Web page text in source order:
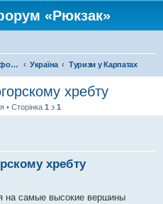
«Рюкзак»
Туристичний форум «Рюкзак» Україна Туризм у Карпатах
хребту
• Сторінка 1 з 1
хребту
на самые высокие вершины